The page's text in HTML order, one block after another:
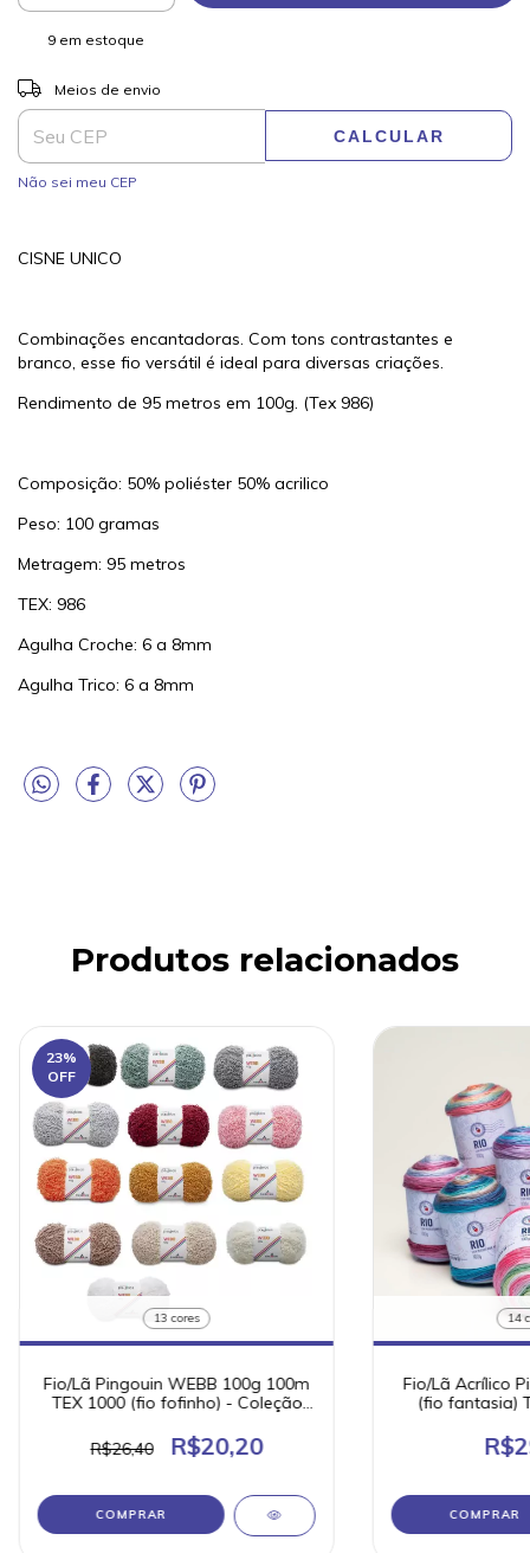
9 em estoque
Entregas para o CEP:
Meios de envio
CALCULAR
Não sei meu CEP
CISNE UNICO
Combinações encantadoras. Com tons contrastantes e
branco, esse fio versátil é ideal para diversas criações.
Rendimento de 95 metros em 100g. (Tex 986)
Composição: 50% poliéster 50% acrilico
Peso: 100 gramas
Metragem: 95 metros
TEX: 986
Agulha Croche: 6 a 8mm
Agulha Trico: 6 a 8mm
Produtos relacionados
23%
OFF
13 cores
Fio/Lã Pingouin WEBB 100g 100m
TEX 1000 (fio fofinho) - Coleção
R$26,40
R$20,20
COMPRAR
14
Fio/Lã Acrílico
(fio fantasia)
COMPRAR